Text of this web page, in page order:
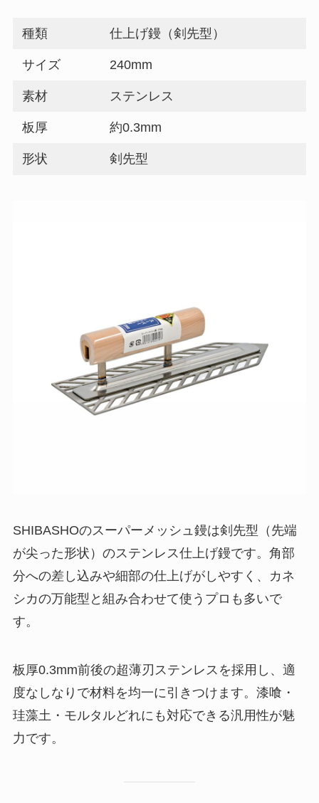
種類 仕上げ鏝（剣先型）
サイズ 240mm
素材 ステンレス
板厚 約0.3mm
形状 剣先型
SHIBASHOのスーパーメッシュ鏝は剣先型（先端
が尖った形状）のステンレス仕上げ鏝です。角部
分への差し込みや細部の仕上げがしやすく、カネ
シカの万能型と組み合わせて使うプロも多いで
す。
板厚0.3mm前後の超薄刃ステンレスを採用し、適
度なしなりで材料を均一に引きつけます。漆喰・
珪藻土・モルタルどれにも対応できる汎用性が魅
力です。